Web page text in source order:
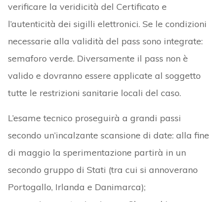
verificare la veridicità del Certificato e
l’autenticità dei sigilli elettronici. Se le condizioni
necessarie alla validità del pass sono integrate:
semaforo verde. Diversamente il pass non è
valido e dovranno essere applicate al soggetto
tutte le restrizioni sanitarie locali del caso.
L’esame tecnico proseguirà a grandi passi
secondo un’incalzante scansione di date: alla fine
di maggio la sperimentazione partirà in un
secondo gruppo di Stati (tra cui si annoverano
Portogallo, Irlanda e Danimarca);